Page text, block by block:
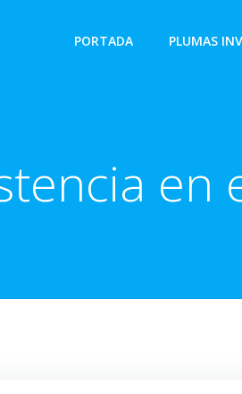
PORTADA PLUMAS
en